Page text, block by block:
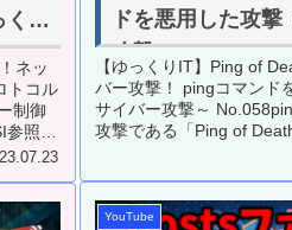
くり
ネッ
トコル
制御
参照モ
ドを悪用した攻
攻撃～ No.058
【ゆっくりIT】Ping of
バー攻撃！ pingコマンド
サイバー攻撃～
攻撃である「Ping of
YouTube